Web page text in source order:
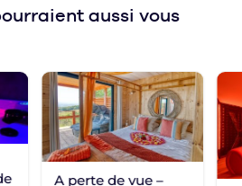
aussi vous
A perte de vue –